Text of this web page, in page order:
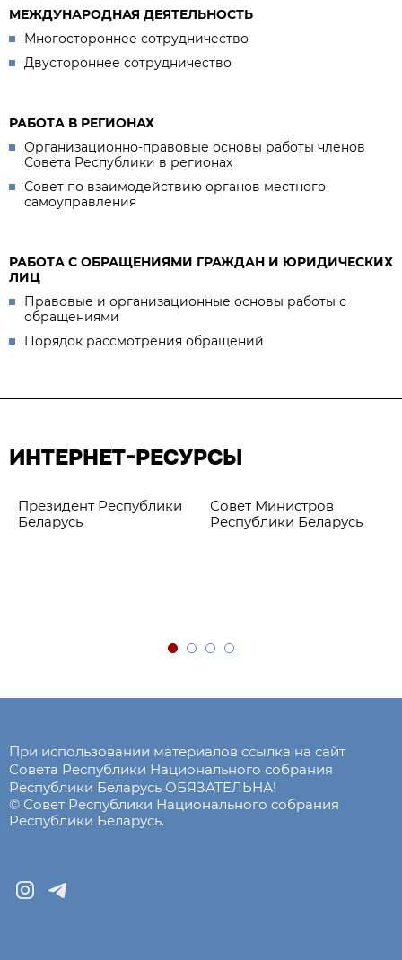
МЕЖДУНАРОДНАЯ ДЕЯТЕЛЬНОСТЬ
Многостороннее сотрудничество
Двустороннее сотрудничество
РАБОТА В РЕГИОНАХ
Организационно-правовые основы работы членов
Совета Республики в регионах
Совет по взаимодействию органов местного
самоуправления
РАБОТА С ОБРАЩЕНИЯМИ ГРАЖДАН И ЮРИДИЧЕСКИХ
ЛИЦ
Правовые и организационные основы работы с
обращениями
Порядок рассмотрения обращений
ИНТЕРНЕТ-РЕСУРСЫ
Президент Республики
Беларусь
Совет Министров
Республики Беларусь
При использовании материалов ссылка на сайт
Совета Республики Национального собрания
Республики Беларусь ОБЯЗАТЕЛЬНА!
© Совет Республики Национального собрания
Республики Беларусь.